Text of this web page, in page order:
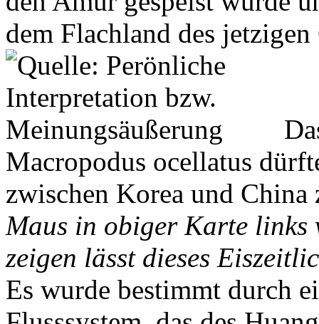
dem Flachland des
Macropodus ocellatus
zwischen Korea und
Maus in obiger Karte links
zeigen lässt dieses
Es wurde bestimmt durch